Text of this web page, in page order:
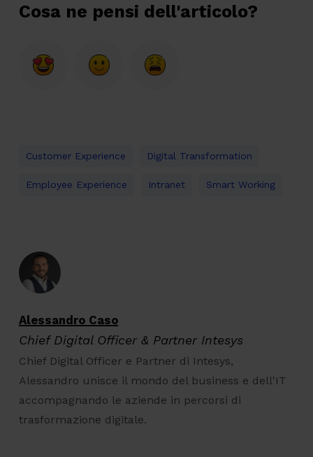
Cosa ne pensi dell'articolo?
Customer Experience Digital Transformation
Employee Experience Intranet Smart Working
Alessandro Caso
Chief Digital Officer & Partner Intesys
Chief Digital Officer e Partner di Intesys,
Alessandro unisce il mondo del business e dell'IT
accompagnando le aziende in percorsi di
trasformazione digitale.